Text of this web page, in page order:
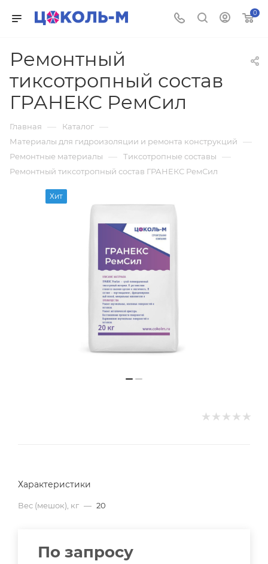
0
Ремонтный
тиксотропный состав
ГРАНЕКС РемСил
Главная — Каталог —
Материалы для гидроизоляции и ремонта конструкций —
Ремонтные материалы — Тиксотропные составы —
Ремонтный тиксотропный состав ГРАНЕКС РемСил
Хит
Характеристики
Вес (мешок), кг — 20
По запросу